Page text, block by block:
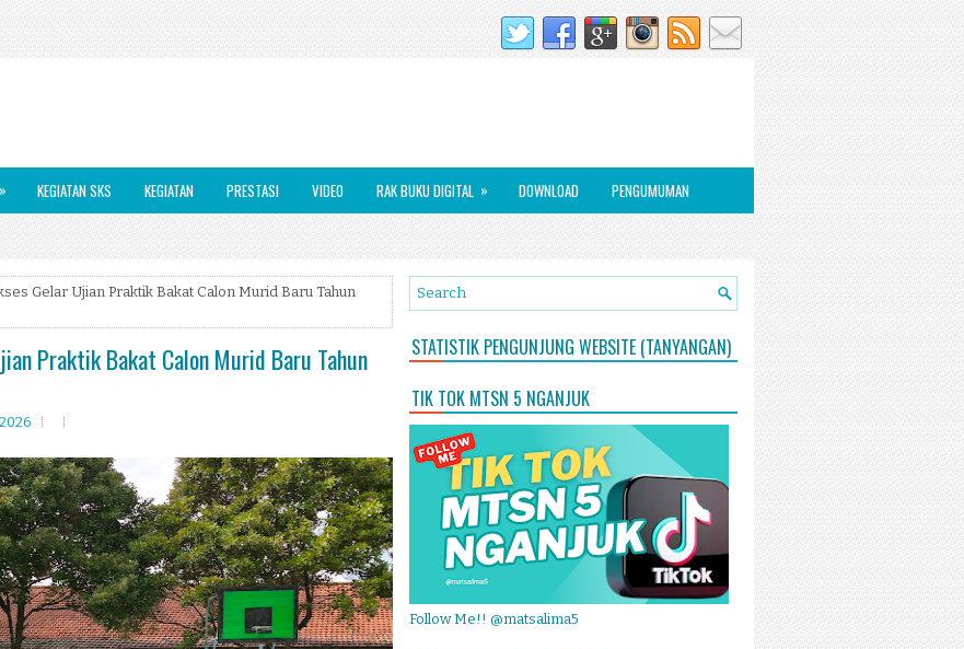
» KEGIATAN SKS KEGIATAN PRESTASI VIDEO RAK BUKU DIGITAL » DOWNLOAD PENGUMUMAN
Gelar Ujian Praktik Bakat Calon Murid Baru Tahun
Praktik Bakat Calon Murid Baru Tahun
STATISTIK PENGUNJUNG WEBSITE (TANYANGAN)
TIK TOK MTSN 5 NGANJUK
Follow Me!! @matsalima5